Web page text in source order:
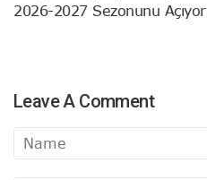
2026-2027 Sezonunu Açıyor
Leave A Comment